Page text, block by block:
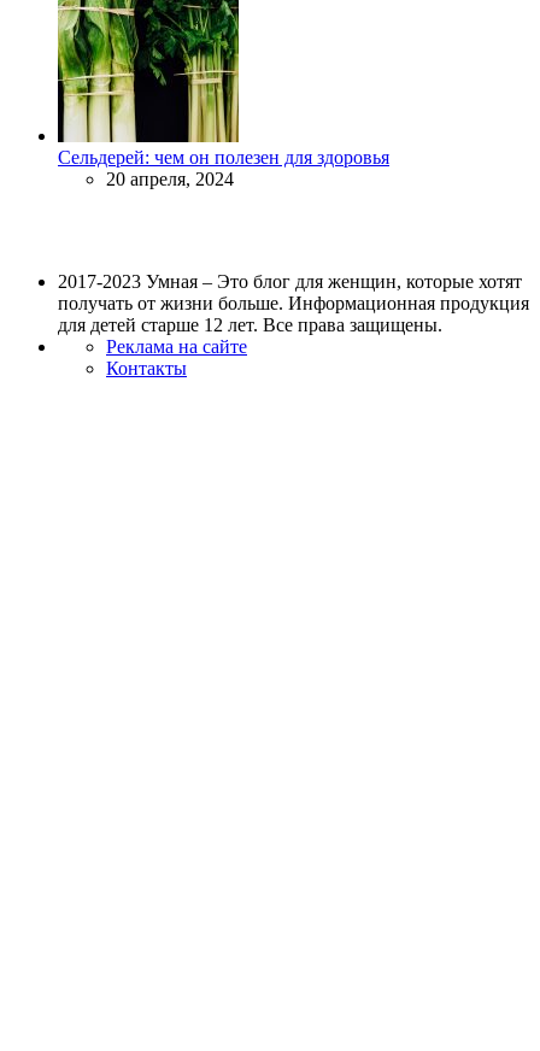
Сельдерей: чем он полезен для здоровья
20 апреля, 2024
2017-2023 Умная – Это блог для женщин, которые хотят
получать от жизни больше. Информационная продукция
для детей старше 12 лет. Все права защищены.
Реклама на сайте
Контакты